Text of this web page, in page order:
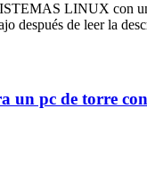
LINUX con
después de leer la
un pc de torre